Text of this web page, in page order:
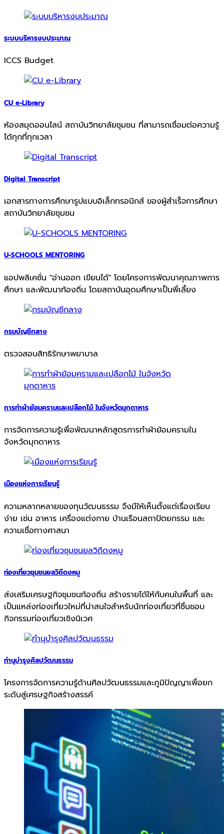
ระบบบริหารงบประมาณ
ICCS Budget
CU e-Library
ห้องสมุดออนไลน์ สถาบันวิทยาลัยชุมชน ที่สามารถเชื่อมต่อความรู้
ได้ทุกที่ทุกเวลา
Digital Transcript
เอกสารทางการศึกษารูปแบบอิเล็กทรอนิกส์ ของผู้สำเร็จการศึกษา
สถาบันวิทยาลัยชุมชน
U-SCHOOLS MENTORING
แอปพลิเคชั่น "อ่านออก เขียนได้" โดยโครงการพัฒนาคุณภาพการ
ศึกษา และพัฒนาท้องถิ่น โดยสถาบันอุดมศึกษาเป็นพี่เลี้ยง
กรมบัญชีกลาง
ตรวจสอบสิทธิรักษาพยาบาล
การทำผ้าย้อมครามและเปลือกไม้ ในจังหวัดมุกดาหาร
การจัดการความรู้เพื่อพัฒนาหลักสูตรการทำผ้าย้อมครามใน
จังหวัดมุกดาหาร
เมืองแห่งการเรียนรู้
ความหลากหลายของทุนวัฒนธรรม จึงมีให้เห็นตั้งแต่เรื่องเรียบ
ง่าย เช่น อาหาร เครื่องแต่งกาย บ้านเรือนสถาปัตยกรรม และ
ความเชื่อทางศาสนา
ท่องเที่ยวชุมชนยลวิถีดงหมู
ส่งเสริมเศรษฐกิจชุมชนท้องถิ่น สร้างรายได้ให้กับคนในพื้นที่ และ
เป็นแหล่งท่องเที่ยวใหม่ที่น่าสนใจสำหรับนักท่องเที่ยวที่ชื่นชอบ
กิจกรรมท่องเที่ยวเชิงนิเวศ
ทํานุบํารุงศิลปวัฒนธรรม
โครงการจัดการความรู้ด้านศิลปวัฒนธรรมและภูมิปัญญาเพื่อยก
ระดับสู่เศรษฐกิจสร้างสรรค์